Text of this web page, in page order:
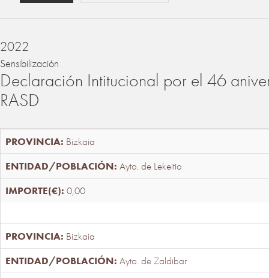
2022
Sensibilización
Declaración Intitucional por el 46
RASD
Bizkaia
Ayto. de Lekeitio
0,00
Bizkaia
Ayto. de Zaldibar